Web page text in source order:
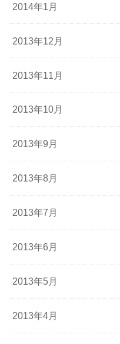
2014年1月
2013年12月
2013年11月
2013年10月
2013年9月
2013年8月
2013年7月
2013年6月
2013年5月
2013年4月